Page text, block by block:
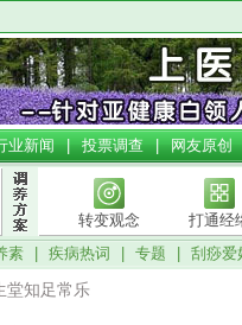
业新闻|投票调查|网友原创
转变观念 打通经
素 疾病热词 专题 刮痧爱
堂知足常乐